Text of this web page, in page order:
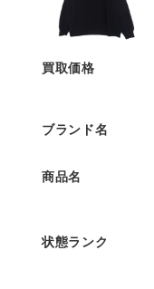
買取価格
ブランド名
商品名
状態ランク